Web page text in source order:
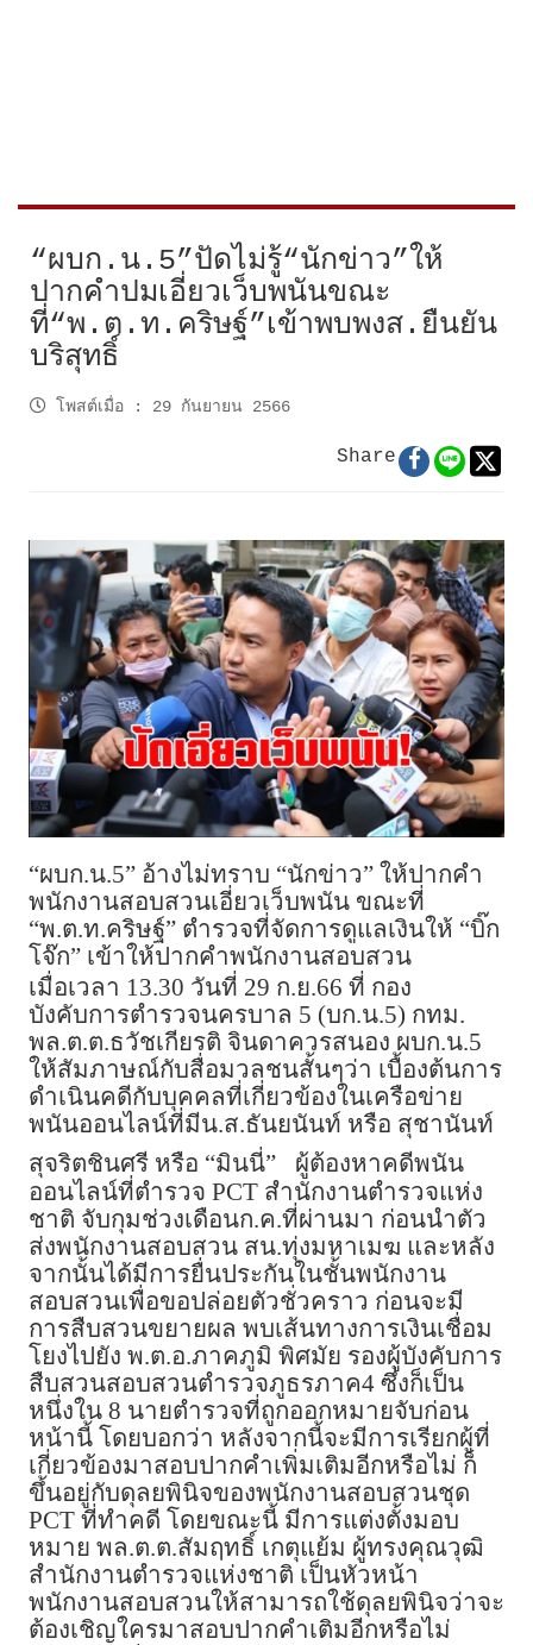
“ผบก.น.5”ปัดไม่รู้“นักข่าว”ให้
ปากคำปมเอี่ยวเว็บพนันขณะ
ที่“พ.ต.ท.คริษฐ์”เข้าพบพงส.ยืนยัน
บริสุทธิ์
โพสต์เมื่อ : 29 กันยายน 2566
Share
“ผบก.น.5” อ้างไม่ทราบ “นักข่าว” ให้ปากคำ
พนักงานสอบสวนเอี่ยวเว็บพนัน ขณะที่
“พ.ต.ท.คริษฐ์” ตำรวจที่จัดการดูแลเงินให้ “บิ๊ก
โจ๊ก” เข้าให้ปากคำพนักงานสอบสวน
เมื่อเวลา 13.30 วันที่ 29 ก.ย.66 ที่ กอง
บังคับการตำรวจนครบาล 5 (บก.น.5) กทม.
พล.ต.ต.ธวัชเกียรติ จินดาควรสนอง ผบก.น.5
ให้สัมภาษณ์กับสื่อมวลชนสั้นๆว่า เบื้องต้นการ
ดำเนินคดีกับบุคคลที่เกี่ยวข้องในเครือข่าย
พนันออนไลน์ที่มีน.ส.ธันยนันท์ หรือ สุชานันท์
สุจริตชินศรี หรือ “มินนี่”
ผู้ต้องหาคดีพนัน
ออนไลน์ที่ตำรวจ PCT สำนักงานตำรวจแห่ง
ชาติ จับกุมช่วงเดือนก.ค.ที่ผ่านมา ก่อนนำตัว
ส่งพนักงานสอบสวน สน.ทุ่งมหาเมฆ และหลัง
จากนั้นได้มีการยื่นประกันในชั้นพนักงาน
สอบสวนเพื่อขอปล่อยตัวชั่วคราว ก่อนจะมี
การสืบสวนขยายผล พบเส้นทางการเงินเชื่อม
โยงไปยัง พ.ต.อ.ภาคภูมิ พิศมัย รองผู้บังคับการ
สืบสวนสอบสวนตำรวจภูธรภาค4 ซึ่งก็เป็น
หนึ่งใน 8 นายตำรวจที่ถูกออกหมายจับก่อน
หน้านี้ โดยบอกว่า หลังจากนี้จะมีการเรียกผู้ที่
เกี่ยวข้องมาสอบปากคำเพิ่มเติมอีกหรือไม่ ก็
ขึ้นอยู่กับดุลยพินิจของพนักงานสอบสวนชุด
PCT ที่ทำคดี โดยขณะนี้ มีการแต่งตั้งมอบ
หมาย พล.ต.ต.สัมฤทธิ์ เกตุแย้ม ผู้ทรงคุณวุฒิ
สำนักงานตำรวจแห่งชาติ เป็นหัวหน้า
พนักงานสอบสวนให้สามารถใช้ดุลยพินิจว่าจะ
ต้องเชิญใครมาสอบปากคำเติมอีกหรือไม่